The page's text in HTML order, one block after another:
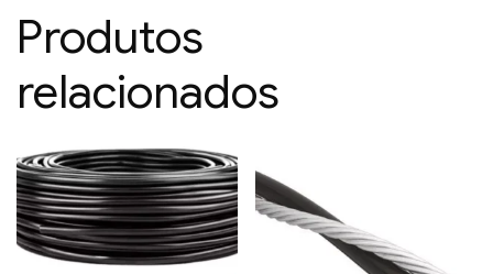
Produtos
relacionados